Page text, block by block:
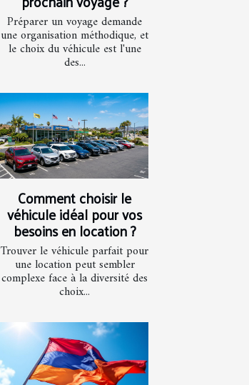
Préparer un voyage demande
une organisation méthodique, et
le choix du véhicule est l'une
des...
Comment choisir le
véhicule idéal pour vos
besoins en location ?
Trouver le véhicule parfait pour
une location peut sembler
complexe face à la diversité des
choix...